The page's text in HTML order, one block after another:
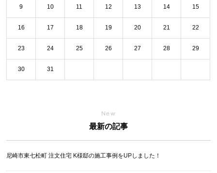
9 10 11 12 13 14 15
16 17 18 19 20 21 22
23 24 25 26 27 28 29
30 31
New
最新の記事
尼崎市東七松町 注文住宅 K様邸の施工事例をUPしました！